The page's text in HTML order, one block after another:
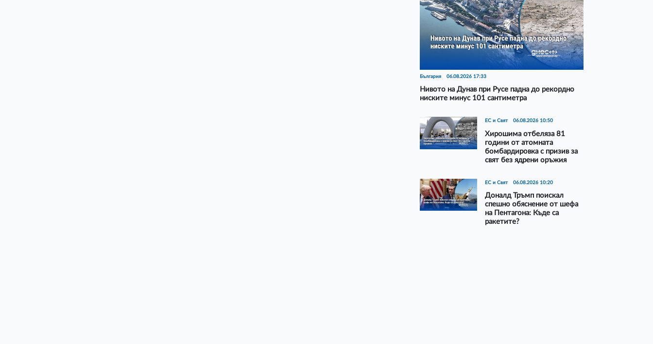
България 06.08.2026 17:33
Нивото на Дунав при Русе падна до рекордно
ниските минус 101 сантиметра
ЕС и Свят 06.08.2026 10:50
Хирошима отбеляза 81
години от атомната
бомбардировка с призив за
свят без ядрени оръжия
ЕС и Свят 06.08.2026 10:20
Доналд Тръмп поискал
спешно обяснение от шефа
на Пентагона: Къде са
ракетите?